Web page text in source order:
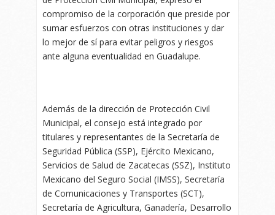
compromiso de la corporación que preside por
sumar esfuerzos con otras instituciones y dar
lo mejor de sí para evitar peligros y riesgos
ante alguna eventualidad en Guadalupe.
Además de la dirección de Protección Civil
Municipal, el consejo está integrado por
titulares y representantes de la Secretaría de
Seguridad Pública (SSP), Ejército Mexicano,
Servicios de Salud de Zacatecas (SSZ), Instituto
Mexicano del Seguro Social (IMSS), Secretaría
de Comunicaciones y Transportes (SCT),
Secretaría de Agricultura, Ganadería, Desarrollo